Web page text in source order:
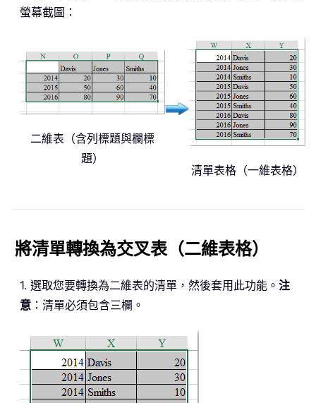
螢幕截圖：
二維表（含列標題與欄標
題）
清單表格（一維表格）
將清單轉換為交叉表（二維表格）
1. 選取您要轉換為二維表的清單，然後套用此功能。 注
意 ：清單必須包含三欄。